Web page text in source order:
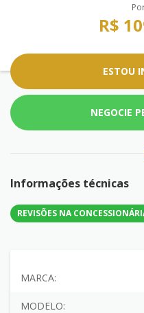
R$
ESTOU
NEGOCIE
Informações técnicas
REVISÕES NA
MARCA:
MODELO: